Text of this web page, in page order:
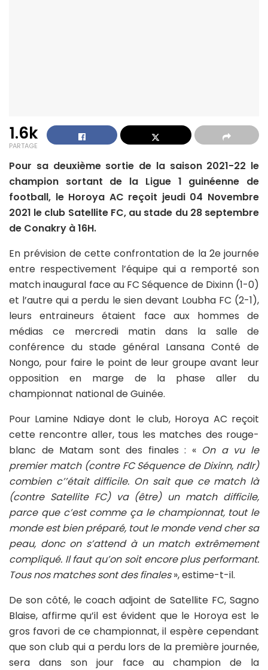
1.6k
PARTAGE
Pour sa deuxième sortie de la saison 2021-22 le
champion sortant de la Ligue 1 guinéenne de
football, le Horoya AC reçoit jeudi 04 Novembre
2021 le club Satellite FC, au stade du 28 septembre
de Conakry à 16H.
En prévision de cette confrontation de la 2e journée
entre respectivement l’équipe qui a remporté son
match inaugural face au FC Séquence de Dixinn (1-0)
et l’autre qui a perdu le sien devant Loubha FC (2-1),
leurs entraineurs étaient face aux hommes de
médias ce mercredi matin dans la salle de
conférence du stade général Lansana Conté de
Nongo, pour faire le point de leur groupe avant leur
opposition en marge de la phase aller du
championnat national de Guinée.
Pour Lamine Ndiaye dont le club, Horoya AC reçoit
cette rencontre aller, tous les matches des rouge-
blanc de Matam sont des finales : « On a vu le
premier match (contre FC Séquence de Dixinn, ndlr)
combien c’’était difficile. On sait que ce match là
(contre Satellite FC) va (être) un match difficile,
parce que c’est comme ça le championnat, tout le
monde est bien préparé, tout le monde vend cher sa
peau, donc on s’attend à un match extrêmement
compliqué. Il faut qu’on soit encore plus performant.
Tous nos matches sont des finales», estime-t-il.
De son côté, le coach adjoint de Satellite FC, Sagno
Blaise, affirme qu’il est évident que le Horoya est le
gros favori de ce championnat, il espère cependant
que son club qui a perdu lors de la première journée,
sera dans son jour face au champion de la